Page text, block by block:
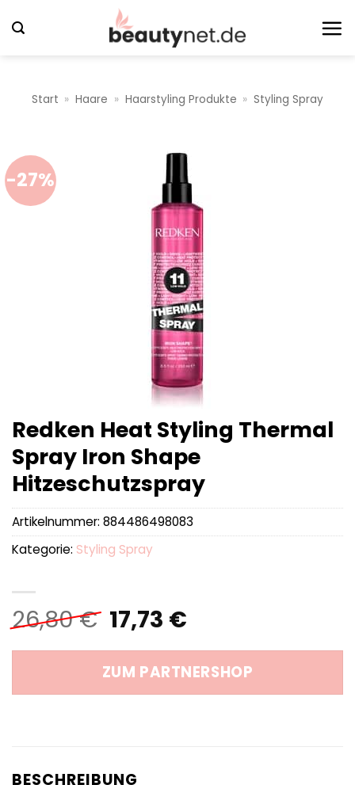
Inhalt
Start » Haare » Haarstyling Produkte » Styling Spray
-27%
Redken Heat Styling Thermal
Spray Iron Shape
Hitzeschutzspray
26,80€ Ursprünglicher
Preis
war:
26,80 €
17,73 €Aktueller
ist:
17,73 €.
ZUM PARTNERSHOP
Artikelnummer: 884486498083
Kategorie: Styling Spray
BESCHREIBUNG